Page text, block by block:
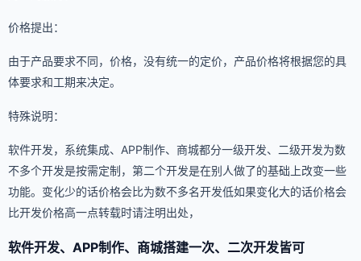
价格提出：
由于产品要求不同，价格，没有统一的定价，产品价格将根据您的具
体要求和工期来决定。
特殊说明：
软件开发，系统集成、APP制作、商城都分一级开发、二级开发为数
不多个开发是按需定制，第二个开发是在别人做了的基础上改变一些
功能。变化少的话价格会比为数不多名开发低如果变化大的话价格会
比开发价格高一点转载时请注明出处，
软件开发、APP制作、商城搭建一次、二次开发皆可